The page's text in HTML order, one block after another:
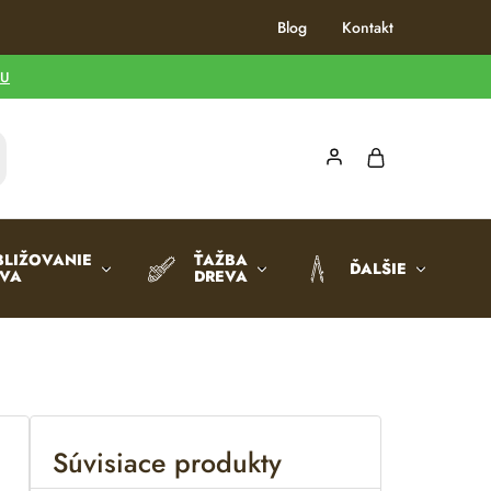
Blog Kontakt
ŤAŽBA
DREVA ĎALŠIE
Súvisiace produkty